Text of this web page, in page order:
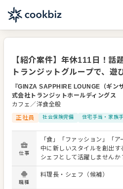
【紹介案件】年休111日！話
トランジットグループで、遊
『GINZA SAPPHIRE LOUNGE（ギン
式会社トランジットホールディングス
カフェ／洋食全般
正社員
社会保険完備 住宅手当・家族
仕事
「食」「ファッション」「
中に新しいスタイルを創出す
シェフとして活躍しません
ンダイニング「GINZA
エリアの話題店であなたの腕
職種
料理長・シェフ（候補）